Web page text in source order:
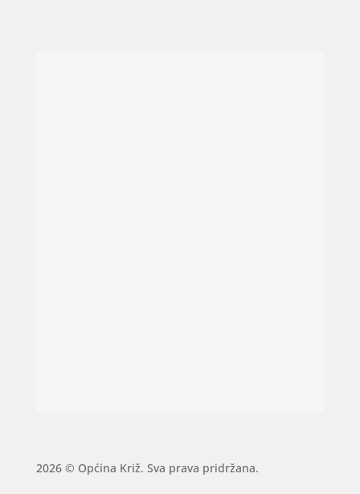
2026 © Općina Križ. Sva prava pridržana.